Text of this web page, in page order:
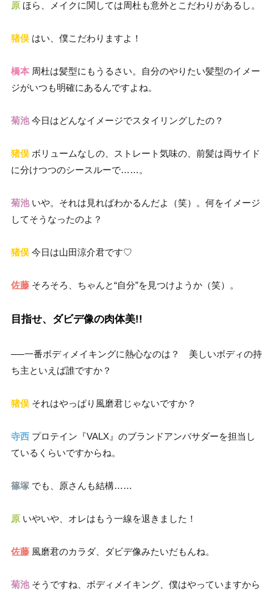
原 ほら、メイクに関しては周杜も意外とこだわりがあるし。
猪俣 はい、僕こだわりますよ！
橋本 周杜は髪型にもうるさい。自分のやりたい髪型のイメー
ジがいつも明確にあるんですよね。
菊池今日はどんなイメージでスタイリングしたの？
猪俣 ボリュームなしの、ストレート気味の、前髪は両サイド
に分けつつのシースルーで……。
菊池いや。それは見ればわかるんだよ（笑）。何をイメージ
してそうなったのよ？
猪俣 今日は山田涼介君です♡
佐藤 そろそろ、ちゃんと“自分”を見つけようか（笑）。
目指せ、ダビデ像の肉体美!!
──一番ボディメイキングに熱心なのは？ 美しいボディの持
ち主といえば誰ですか？
猪俣 それはやっぱり風磨君じゃないですか？
寺西 プロテイン『VALX』のブランドアンバサダーを担当し
ているくらいですからね。
篠塚 でも、原さんも結構……
原 いやいや、オレはもう一線を退きました！
佐藤 風磨君のカラダ、ダビデ像みたいだもんね。
菊池そうですね、ボディメイキング、僕はやっていますから